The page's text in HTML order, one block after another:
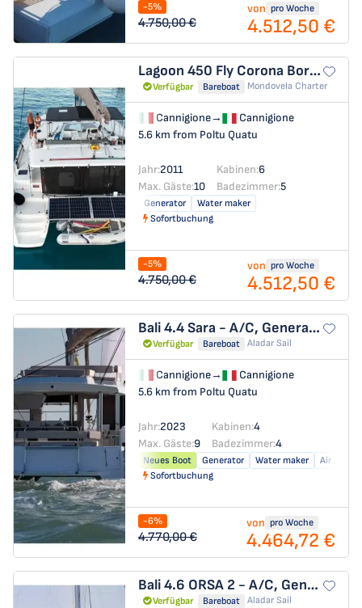
-5%
4.750,00 €
von pro Woche
4.512,50 €
Lagoon 450 Fly Corona Borealis
Verfügbar Bareboat Mondovela Charter
Cannigione→
Cannigione
5.6 km from Poltu Quatu
Jahr:2011 Kabinen:6
Max. Gäste:10 Badezimmer:5
Generator
Water maker
Sofortbuchung
-5%
4.750,00 €
von pro Woche
4.512,50 €
Bali 4.4Sara - A/C, Generator, Water maker
Verfügbar Bareboat Aladar Sail
Cannigione→
Cannigione
5.6 km from Poltu Quatu
Jahr:2023 Kabinen:4
Max. Gäste:9 Badezimmer:4
Neues Boot Generator Water maker
Air
Sofortbuchung
-6%
4.770,00 €
von pro Woche
4.464,72 €
Bali 4.6 ORSA 2 - A/C, Generator, Water maker
Verfügbar Bareboat Aladar Sail